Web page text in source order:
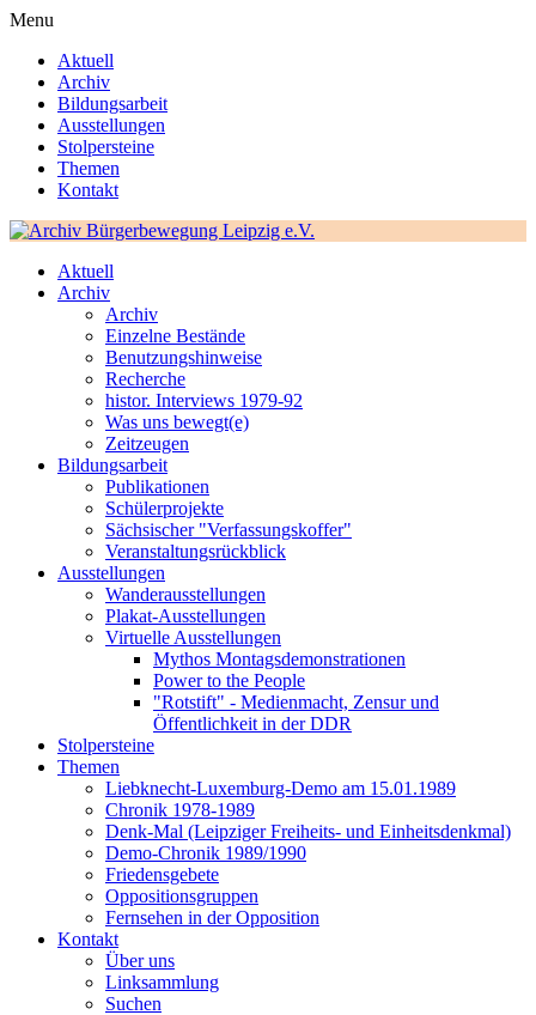
Menu
Aktuell
Archiv
Bildungsarbeit
Ausstellungen
Stolpersteine
Themen
Kontakt
Aktuell
Archiv
Archiv
Einzelne Bestände
Benutzungshinweise
Recherche
histor. Interviews 1979-92
Was uns bewegt(e)
Zeitzeugen
Bildungsarbeit
Publikationen
Schülerprojekte
Sächsischer "Verfassungskoffer"
Veranstaltungsrückblick
Ausstellungen
Wanderausstellungen
Plakat-Ausstellungen
Virtuelle Ausstellungen
Mythos Montagsdemonstrationen
Power to the People
"Rotstift" - Medienmacht, Zensur und
Öffentlichkeit in der DDR
Stolpersteine
Themen
Liebknecht-Luxemburg-Demo am 15.01.1989
Chronik 1978-1989
Denk-Mal (Leipziger Freiheits- und Einheitsdenkmal)
Demo-Chronik 1989/1990
Friedensgebete
Oppositionsgruppen
Fernsehen in der Opposition
Kontakt
Über uns
Linksammlung
Suchen